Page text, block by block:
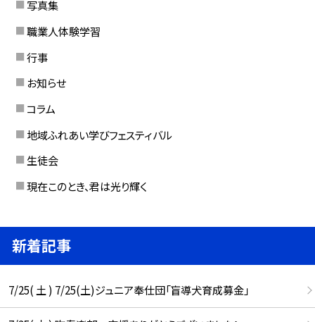
写真集
職業人体験学習
行事
お知らせ
コラム
地域ふれあい学びフェスティバル
生徒会
現在このとき、君は光り輝く
新着記事
7/25( 土 ) 7/25(土)ジュニア奉仕団「盲導犬育成募金」